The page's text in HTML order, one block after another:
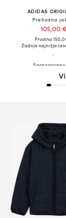
ADIDAS
Prehodna
105,00 €
Prvotno:
Zadnja najnižja